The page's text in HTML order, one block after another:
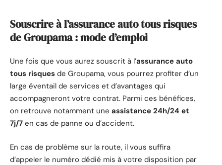
Souscrire à l’assurance auto tous risques
de Groupama : mode d’emploi
Une fois que vous aurez souscrit à l’assurance auto
tous risques de Groupama, vous pourrez profiter d’un
large éventail de services et d’avantages qui
accompagneront votre contrat. Parmi ces bénéfices,
on retrouve notamment une assistance 24h/24 et
7j/7 en cas de panne ou d’accident.
En cas de problème sur la route, il vous suffira
d’appeler le numéro dédié mis à votre disposition par